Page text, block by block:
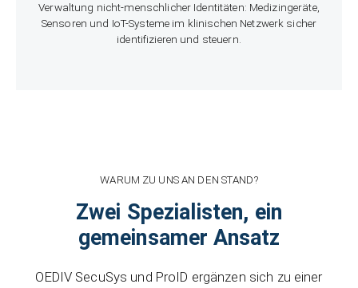
Verwaltung nicht-menschlicher Identitäten: Medizingeräte,
Sensoren und IoT-Systeme im klinischen Netzwerk sicher
identifizieren und steuern.
WARUM ZU UNS AN DEN STAND?
Zwei Spezialisten, ein
gemeinsamer Ansatz
OEDIV SecuSys und ProID ergänzen sich zu einer